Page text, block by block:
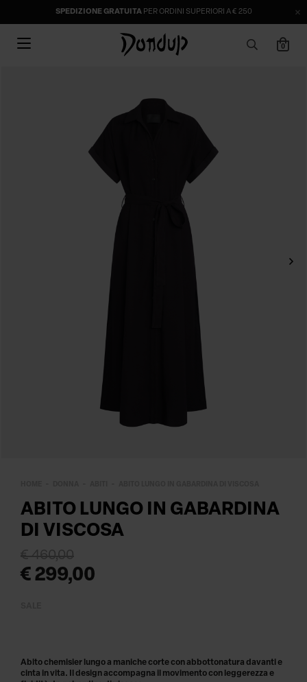
SPEDIZIONE GRATUITAPER ORDINI SUPERIORI A € 250
0
ABITO LUNGO IN GABARDINA
DI VISCOSA
€ 299,00
€ 460,00
Abito chemisier lungo a maniche corte con abbottonatura davanti e
cinta in vita. Il design accompagna il movimento con leggerezza e